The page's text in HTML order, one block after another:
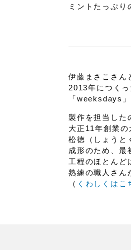
ミントたっぷり
伊藤まさこさん
2013年につくっ
「weeksdays
製作を担当した
大正11年創業の
松徳（しょうと
成形のため、最
工程のほとんど
熟練の職人さん
（ くわしくはこ